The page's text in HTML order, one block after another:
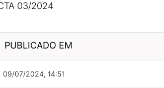
03/2024
PUBLICADO EM
09/07/2024, 14:51